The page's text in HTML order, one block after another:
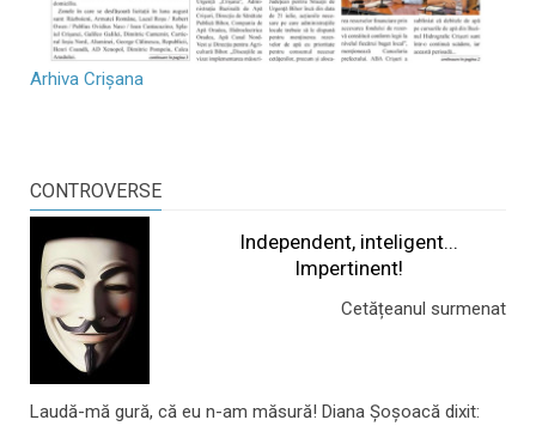
Arhiva Crișana
CONTROVERSE
Independent, inteligent...
Impertinent!
Cetățeanul surmenat
Laudă-mă gură, că eu n-am măsură! Diana Șoșoacă dixit: